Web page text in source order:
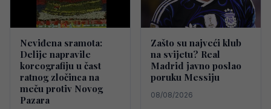
Neviđena sramota:
Delije napravile
koreografiju u čast
ratnog zločinca na
meču protiv Novog
Pazara
Zašto su najveći klub
na svijetu? Real
Madrid javno poslao
poruku Messiju
08/08/2026